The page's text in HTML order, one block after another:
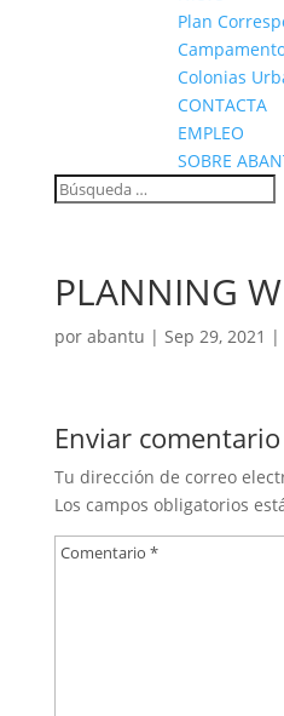
Plan
Colonias
CONTACTA
EMPLEO
SOBRE
PLANNING
por abantu | Sep 29, 2021 |
Enviar comentario
Tu dirección de correo
Los campos obligatorios